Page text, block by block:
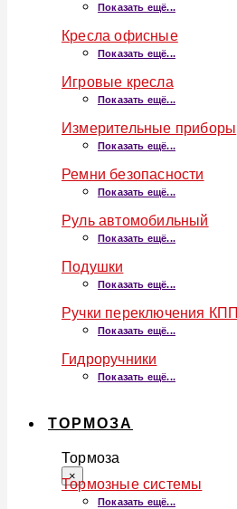
Показать ещё...
Кресла офисные
Показать ещё...
Игровые кресла
Показать ещё...
Измерительные приборы
Показать ещё...
Ремни безопасности
Показать ещё...
Руль автомобильный
Показать ещё...
Подушки
Показать ещё...
Ручки переключения КПП
Показать ещё...
Гидроручники
Показать ещё...
ТОРМОЗА
Тормоза
×
Тормозные системы
Показать ещё...